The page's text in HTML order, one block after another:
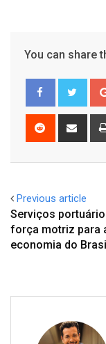
You can share
Reddit
Previous article
Serviços
força motriz para
economia do